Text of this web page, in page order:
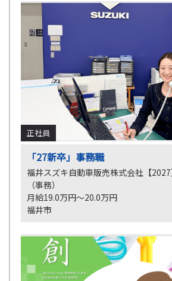
正社員
「27新卒」事務職
福井スズキ自動車販売株式会社【
（事務）
月給19.0万円～20.0万円
福井市